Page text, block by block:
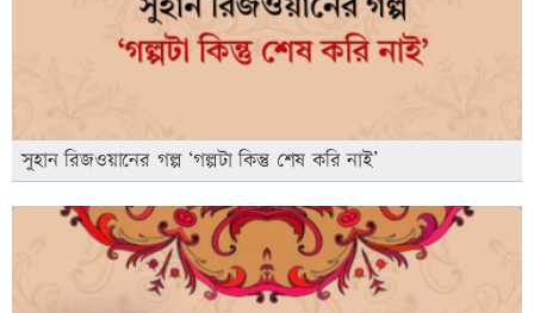
সুহান রিজওয়ানের গল্প ‘গল্পটা কিন্তু শেষ করি নাই’